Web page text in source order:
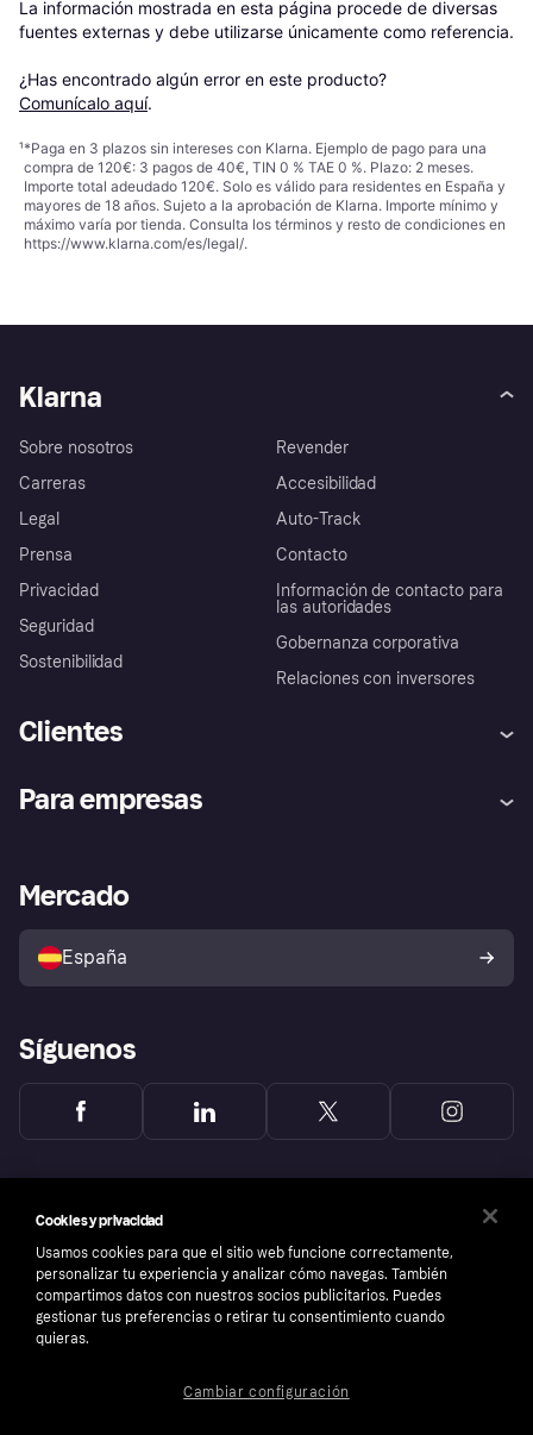
La información mostrada en esta página procede de diversas
fuentes externas y debe utilizarse únicamente como referencia.
¿Has encontrado algún error en este producto?
Comunícalo aquí.
¹*Paga en 3 plazos sin intereses con Klarna. Ejemplo de pago para una
compra de 120€: 3 pagos de 40€, TIN 0 % TAE 0 %. Plazo: 2 meses.
Importe total adeudado 120€. Solo es válido para residentes en España y
mayores de 18 años. Sujeto a la aprobación de Klarna. Importe mínimo y
máximo varía por tienda. Consulta los términos y resto de condiciones en
https://www.klarna.com/es/legal/.
Klarna
Sobre nosotros
Carreras
Legal
Prensa
Privacidad
Seguridad
Sostenibilidad
Revender
Accesibilidad
Auto-Track
Contacto
Información de contacto para
las autoridades
Gobernanza corporativa
Relaciones con inversores
Clientes
Inicio de sesión
Directorio de tiendas
Política de protección al
comprador de Klarna
Reclamaciones
Para empresas
Acceso empresas
Mercado
España
Síguenos
Cookies y privacidad
Usamos cookies para que el sitio web funcione correctamente,
personalizar tu experiencia y analizar cómo navegas. También
compartimos datos con nuestros socios publicitarios. Puedes
gestionar tus preferencias o retirar tu consentimiento cuando
quieras.
Cambiar configuración